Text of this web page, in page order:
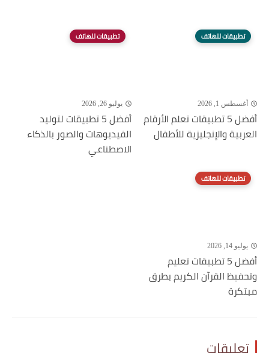
تطبيقات للهاتف
أغسطس 1, 2026
أفضل 5 تطبيقات تعلم الأرقام
العربية والإنجليزية للأطفال
تطبيقات للهاتف
يوليو 26, 2026
أفضل 5 تطبيقات لتوليد
الفيديوهات والصور بالذكاء
الاصطناعي
تطبيقات للهاتف
يوليو 14, 2026
أفضل 5 تطبيقات تعليم
وتحفيظ القرآن الكريم بطرق
مبتكرة